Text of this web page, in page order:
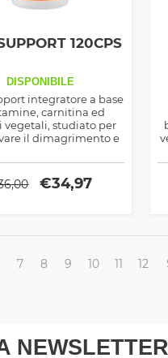
120CPS
DISPONIBILE
integratore a base
carnitina ed
vegetali, studiato per
il dimagrimento e
fronti per demolire il
grasso
€34,97
7 8 9 10 11 12
NEWSLETTER